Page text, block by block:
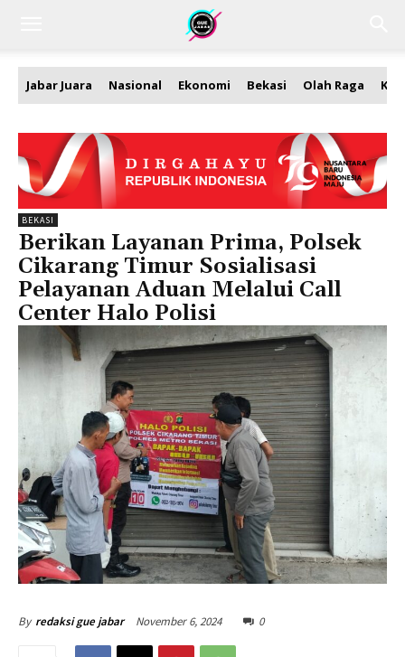
Jabar Juara Nasional Ekonomi Bekasi Olah Raga
BEKASI
Berikan Layanan Prima, Polsek
Cikarang Timur Sosialisasi
Pelayanan Aduan Melalui Call
Center Halo Polisi
By redaksi gue jabar November 6, 2024 0